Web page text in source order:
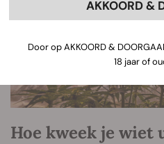
Hoe kweek je wiet
AKKOORD &
Door op AKKOORD &
18 jaar of